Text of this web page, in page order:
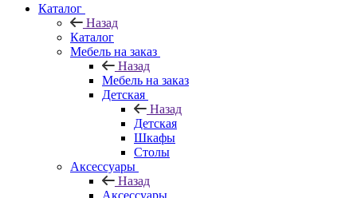
Каталог
Назад
Каталог
Мебель на заказ
Назад
Мебель на заказ
Детская
Назад
Детская
Шкафы
Столы
Аксессуары
Назад
Аксессуары